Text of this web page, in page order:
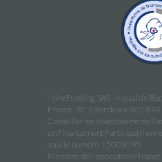
WineFunding SAS · 4 quai de
France · RCS Bordeaux 802
Conseiller en Investissements
en Financement Participatif
sous le numéro 15003095
Membre de l'association